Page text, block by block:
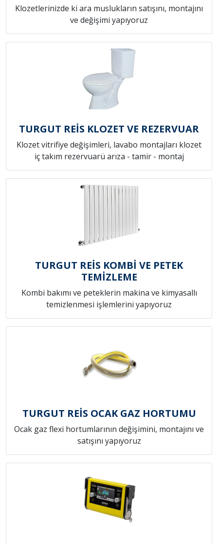
Klozetlerinizde ki ara muslukların satışını, montajını
ve değişimi yapıyoruz
TURGUT REİS KLOZET VE REZERVUAR
Klozet vitrifiye değişimleri, lavabo montajları klozet
iç takım rezervuarü arıza - tamir - montaj
TURGUT REİS KOMBİ VE PETEK
TEMİZLEME
Kombi bakımı ve peteklerin makina ve kimyasallı
temizlenmesi işlemlerini yapıyoruz
TURGUT REİS OCAK GAZ HORTUMU
Ocak gaz flexi hortumlarının değişimini, montajını ve
satışını yapıyoruz